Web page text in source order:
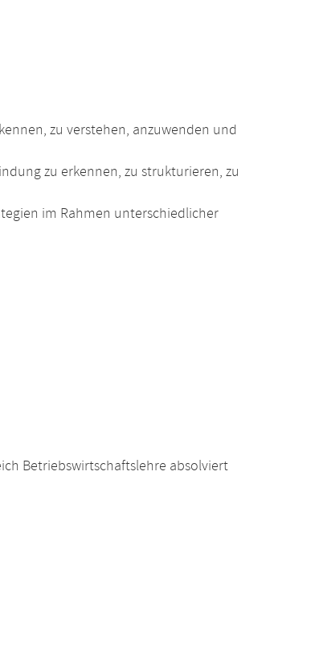
zu verstehen, anzuwenden und
zu erkennen, zu strukturieren, zu
im Rahmen unterschiedlicher
Betriebswirtschaftslehre absolviert